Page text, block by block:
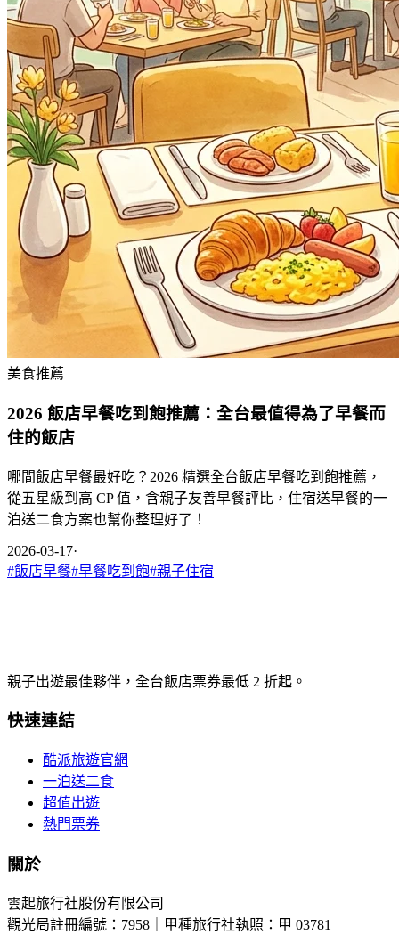
美食推薦
2026 飯店早餐吃到飽推薦：全台最值得為了早餐而
住的飯店
哪間飯店早餐最好吃？2026 精選全台飯店早餐吃到飽推薦，
從五星級到高 CP 值，含親子友善早餐評比，住宿送早餐的一
泊送二食方案也幫你整理好了！
2026-03-17·
#飯店早餐#早餐吃到飽#親子住宿
親子出遊最佳夥伴，全台飯店票券最低 2 折起。
快速連結
酷派旅遊官網
一泊送二食
超值出遊
熱門票券
關於
雲起旅行社股份有限公司
觀光局註冊編號：7958｜甲種旅行社執照：甲 03781